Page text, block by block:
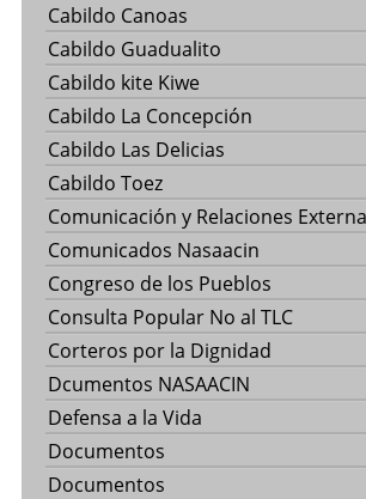
Cabildo Canoas
Cabildo Guadualito
Cabildo kite Kiwe
Cabildo La Concepción
Cabildo Las Delicias
Cabildo Toez
Comunicación y Relaciones
Comunicados Nasaacin
Congreso de los Pueblos
Consulta Popular No al TLC
Corteros por la Dignidad
Dcumentos NASAACIN
Defensa a la Vida
Documentos
Documentos